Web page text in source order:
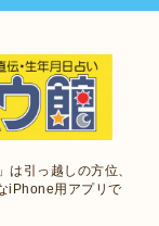
引っ越しの方位、
iPhone用アプリで